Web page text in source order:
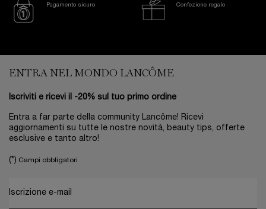
Pagamento sicuro Confezione regalo
ENTRA NEL MONDO LANCÔME
Iscriviti e ricevi il -20% sul tuo primo ordine
Entra a far parte della community Lancôme! Ricevi
aggiornamenti su tutte le nostre novità, beauty tips, offerte
esclusive e tanto altro!
(*) Campi obbligatori
Iscrizione e-mail